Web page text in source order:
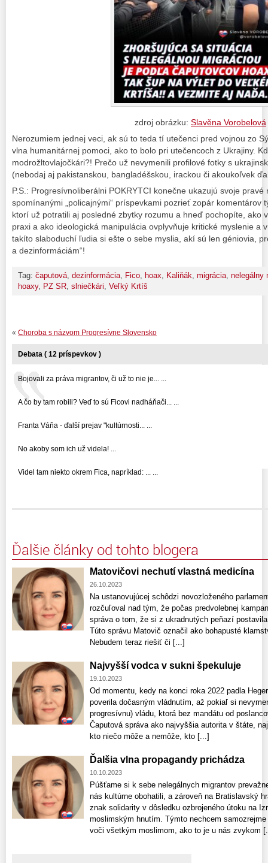
zdroj obrázku: Slavěna Vorobelová
Nerozumiem jednej veci, ak sú to teda tí utečenci pred vojnou zo
vlna humanitárnej pomoci, ako to bolo pri utečencoch z Ukrajiny.
modrožltovlajočkári?! Prečo už nevymenili profilové fotky s
(nebodaj aj pakistanskou, bangladéšskou, irackou či akoukoľvek
P.S.: Progresívnoliberálni POKRYTCI konečne ukazujú svoje
spomínanými „policajnými“ príspevkami pozrieť zopár komentárov
ktorí už potratili aj posledné zbytky rozumu a hneď pochopíte, ako
praxi a ako ideologická manipulácia ovplyvňuje kritické myslenie a
takíto slaboduchí ľudia si ešte o sebe myslia, akí sú len géniovia,
a dezinformáciám“!
Tag: čaputová, dezinformácia, Fico, hoax, Kaliňák, migrácia, nelegálny
hoaxy, PZ SR, slniečkári, Veľký Krtíš
« Choroba s názvom Progresívne Slovensko
Debata ( 12 príspevkov )
Bojovali za práva migrantov, či už to nie je... ...
A čo by tam robili? Veď to sú Ficovi nadháňači... ...
Franta Váňa - ďalší prejav "kultúrnosti... ...
No akoby som ich už videla! ...
Videl tam niekto okrem Fica, napríklad: ... ...
Ďalšie články od tohto blogera
Matovičovi nechutí vlastná medicína
26.10.2023
Na ustanovujúcej schôdzi novozloženého
rozčuľoval nad tým, že počas predvolebnej
správa o tom, že si z ukradnutých peňazí
Túto správu Matovič označil ako bohapusté
Nebudem teraz riešiť či [...]
Najvyšší vodca v sukni špekuluje
19.10.2023
Od momentu, kedy na konci roka 2022 padla
poverila dočasným vládnutím, až pokiaľ si
progresívnu) vládu, ktorá bez mandátu od
Čaputová správa ako najvyššia autorita v štáte,
kto niečo môže a nemôže, kto [...]
Ďalšia vlna propagandy prichádza
10.10.2023
Púšťame si k sebe nelegálnych migrantov
nás kultúrne obohatili, a zároveň na Bratislavský
znak solidarity v dôsledku ozbrojeného útoku na
moslimským hnutím. Týmto nechcem
voči všetkým moslimom, ako to je u nás zvykom